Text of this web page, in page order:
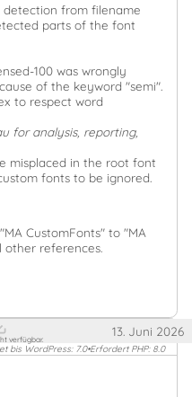
from filename
parts of the font
100 was wrongly
of the keyword "semi".
to respect word
for analysis, reporting,
misplaced in the root font
fonts to be ignored.
CustomFonts" to "MA
other references.
verfügbar.
13. Juni 2026
bis WordPress: 7.0•Erfordert PHP: 8.0